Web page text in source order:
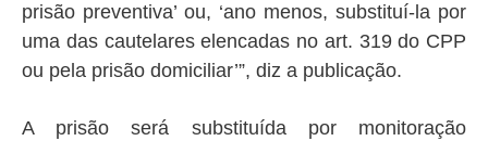
prisão preventiva’ ou, ‘ano menos, substituí-la por
uma das cautelares elencadas no art. 319 do CPP
ou pela prisão domiciliar’”, diz a publicação.
A prisão será substituída por monitoração